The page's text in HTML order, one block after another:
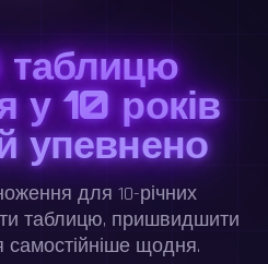
таблицю
у 10 років
упевнено
для 10-річних
таблицю, пришвидшити
самостійніше щодня.